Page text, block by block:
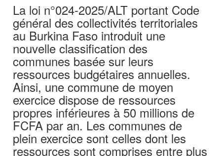
La loi n°024-2025/ALT portant Code
général des collectivités territoriales
au Burkina Faso introduit une
nouvelle classification des
communes basée sur leurs
ressources budgétaires annuelles.
Ainsi, une commune de moyen
exercice dispose de ressources
propres inférieures à 50 millions de
FCFA par an. Les communes de
plein exercice sont celles dont les
ressources sont comprises entre plus